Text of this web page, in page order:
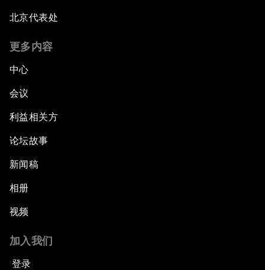
北京代表处
更多内容
中心
会议
利益相关方
论坛故事
新闻稿
相册
视频
加入我们
登录